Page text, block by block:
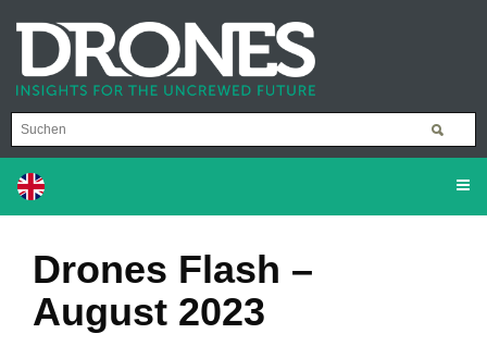
Drones Flash –
August 2023